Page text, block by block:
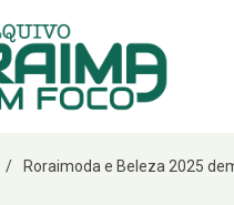
Roraimoda e Beleza 2025